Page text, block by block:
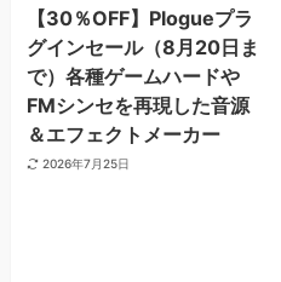
【30％OFF】Plogueプラ
グインセール（8月20日ま
で）各種ゲームハードや
FMシンセを再現した音源
＆エフェクトメーカー
2026年7月25日